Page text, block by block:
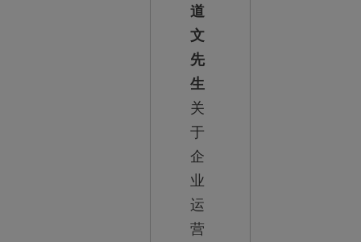
道
文
先
生
关
于
企
业
运
营